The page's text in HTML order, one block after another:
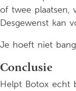
of twee plaatsen,
Desgewenst kan
Je hoeft niet
Conclusie
Helpt Botox echt